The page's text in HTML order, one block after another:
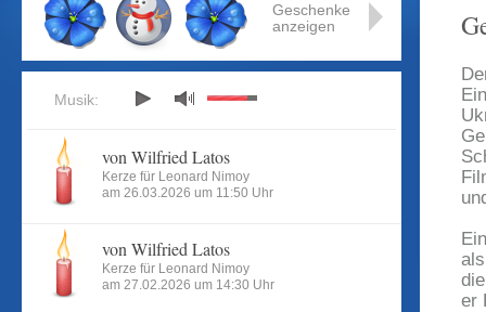
er
Geschenke
anzeigen
Musik:
von Wilfried Latos
Kerze für Leonard Nimoy
am 26.03.2026 um 11:50 Uhr
von Wilfried Latos
Kerze für Leonard Nimoy
am 27.02.2026 um 14:30 Uhr